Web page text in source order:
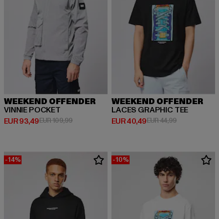
WEEKEND OFFENDER
VINNIE POCKET
EUR 93,49
Derzeitiger Preis: EUR 93,49
EUR 109,99Aktionspreis: EUR 109,99
WEEKEND OFFENDER
LACES GRAPHIC TEE
EUR 40,49
Derzeitiger Preis: EUR 40,49
EUR 44,99Aktionspreis:
-14% -10%